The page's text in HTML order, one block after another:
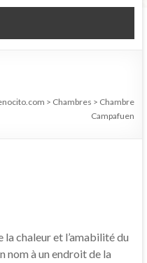
> Chambres > Chambre
Campafuen
chaleur et l’amabilité du
nom à un endroit de la